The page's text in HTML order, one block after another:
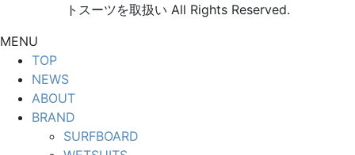
トスーツを取扱い All Rights Reserved.
MENU
TOP
NEWS
ABOUT
BRAND
SURFBOARD